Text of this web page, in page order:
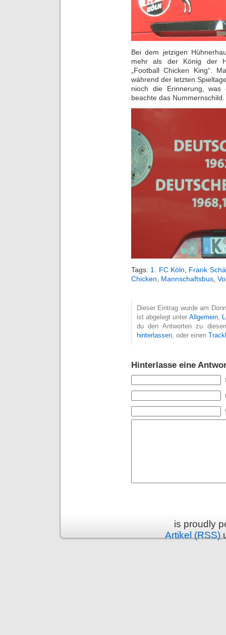
Bei dem jetzigen
mehr als der König der
„Football Chicken King“.
während der letzten
nioch die Erinnerung,
beachte das Nummernschild.
Tags: 1. FC Köln
Frank
Chicken
Mannschaftsbus
Dieser Eintrag wurde am
ist abgelegt unter Allgemein,
du den Antworten zu
hinterlassen , oder einen
Hinterlasse eine
is proudly
Artikel (RSS)